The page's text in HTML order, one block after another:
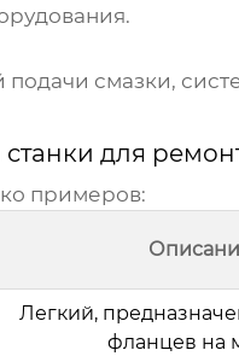
смазки,
для
примеров:
Легкий,
фланцев на